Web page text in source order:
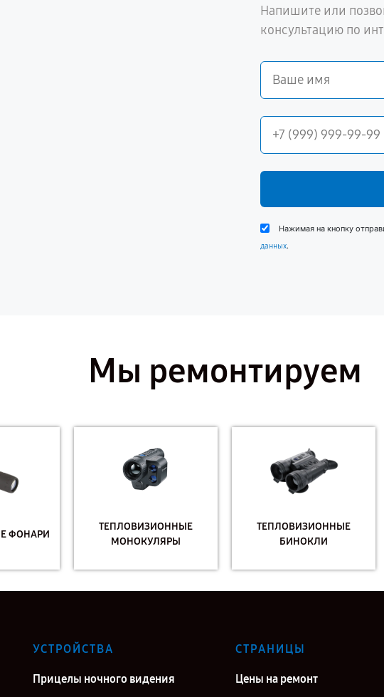
Напишите или
консультацию по
Нажимая на кнопку
данных.
Мы ремонтируем
ФОНАРИ
ТЕПЛОВИЗИОННЫЕ
МОНОКУЛЯРЫ
ТЕПЛОВИЗИОННЫЕ
БИНОКЛИ
УСТРОЙСТВА
Прицелы ночного видения
СТРАНИЦЫ
Цены на ремонт